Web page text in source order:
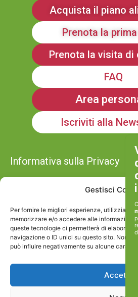
Gestisci
Per fornire le migliori esperienze, utilizziamo
memorizzare e/o accedere alle informazioni
queste tecnologie ci permetterà di elaborare
navigazione o ID unici su questo sito. Non
può influire negativamente su alcune
Accetta
Acquista il piano
Prenota la
Prenota la visita di
FAQ
Area
Iscriviti alla
Informativa sulla Privacy
Viviamoinforma stp srl
P.IVA e Cod.Fisc:
Via Caio Canuleio 127, Roma